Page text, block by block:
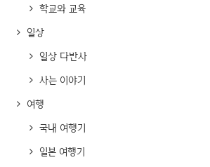
학교와 교육
일상
일상 다반사
사는 이야기
여행
국내 여행기
일본 여행기